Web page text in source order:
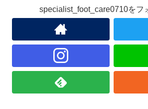
specialist_foot_care0710をフ